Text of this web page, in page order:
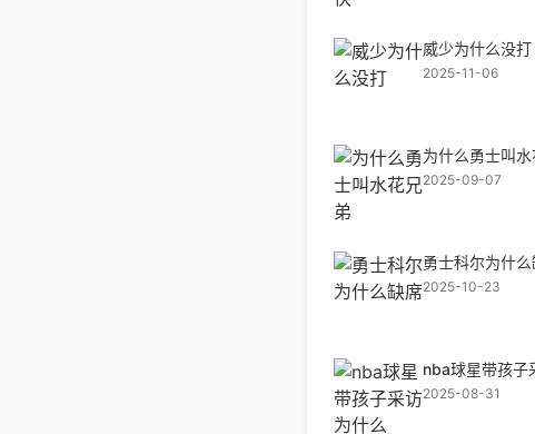
威少为什么没打
2025-11-06
为什么勇士叫
2025-09-07
勇士科尔为什
2025-10-23
nba球星带孩子
2025-08-31